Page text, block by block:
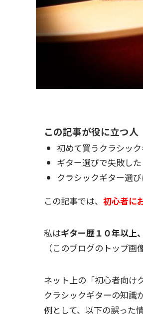
この記事が役に立つ人
初めて買うクラシッ
ギター選びで失敗し
クラシックギター選
この記事では、 初心者に
私はギター歴１０年以上
（このブログのトップ
ネット上の「初心者向け
クラシックギターの知識
例として、以下の誤った